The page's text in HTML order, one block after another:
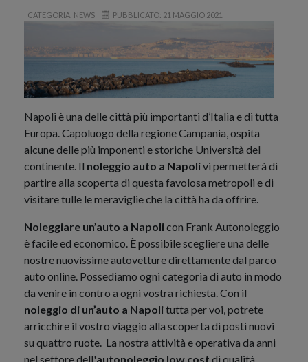
CATEGORIA: NEWS PUBBLICATO: 21 MAGGIO 2021
Napoli è una delle città più importanti d’Italia e di tutta
Europa. Capoluogo della regione Campania, ospita
alcune delle più imponenti e storiche Università del
continente. Il noleggio auto a Napolivi permetterà di
partire alla scoperta di questa favolosa metropoli e di
visitare tulle le meraviglie che la città ha da offrire.
Noleggiare un’auto a Napolicon Frank Autonoleggio
è facile ed economico. È possibile scegliere una delle
nostre nuovissime autovetture direttamente dal parco
auto online. Possediamo ogni categoria di auto in modo
da venire in contro a ogni vostra richiesta. Con il
noleggio di un’auto a Napolitutta per voi, potrete
arricchire il vostro viaggio alla scoperta di posti nuovi
su quattro ruote. La nostra attività e operativa da anni
nel settore dell'autonoleggio low cost di qualità.